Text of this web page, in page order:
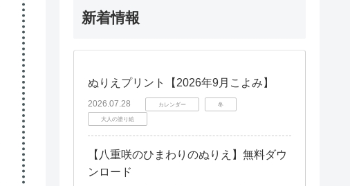
新着情報
ぬりえプリント【2026年9月こよみ】
2026.07.28 カレンダー 冬
大人の塗り絵
【八重咲のひまわりのぬりえ】無料ダウ
ンロード